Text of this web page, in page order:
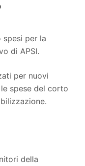
spesi per la
di APSI.
per nuovi
spese del corto
della